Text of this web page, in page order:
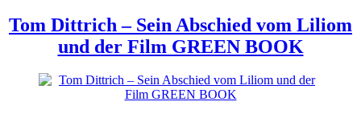
Tom Dittrich – Sein Abschied vom Liliom
und der Film GREEN BOOK